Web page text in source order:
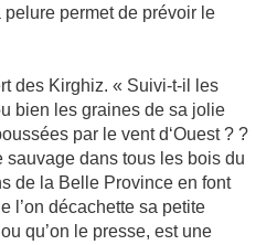
permet de prévoir le
des Kirghiz. « Suivi-t-il les
bien les graines de sa jolie
par le vent d‘Ouest ? ?
sauvage dans tous les bois du
de la Belle Province en font
l’on décachette sa petite
qu’on le presse, est une